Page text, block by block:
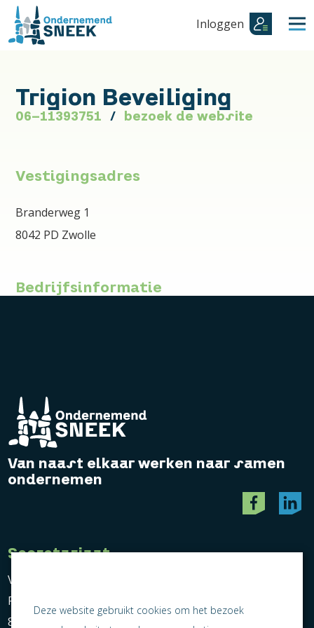
Inloggen
Trigion Beveiliging
06-11393751 bezoek de website
Vestigingsadres
Branderweg 1
8042 PD Zwolle
Bedrijfsinformatie
Van naast elkaar werken naar samen
ondernemen
Secretariaat
Vereniging Ondernemend Sneek
Postbus 464
8600 AL Sneek
Deze website gebruikt cookies om het bezoek